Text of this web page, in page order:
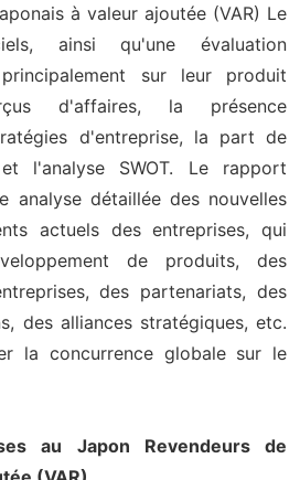
à valeur ajoutée (VAR) Le
ainsi qu'une évaluation
sur leur produit
d'affaires, la présence
d'entreprise, la part de
l'analyse SWOT. Le rapport
analyse détaillée des nouvelles
actuels des entreprises, qui
de produits, des
des partenariats, des
des alliances stratégiques, etc.
la concurrence globale sur le
au Japon Revendeurs de